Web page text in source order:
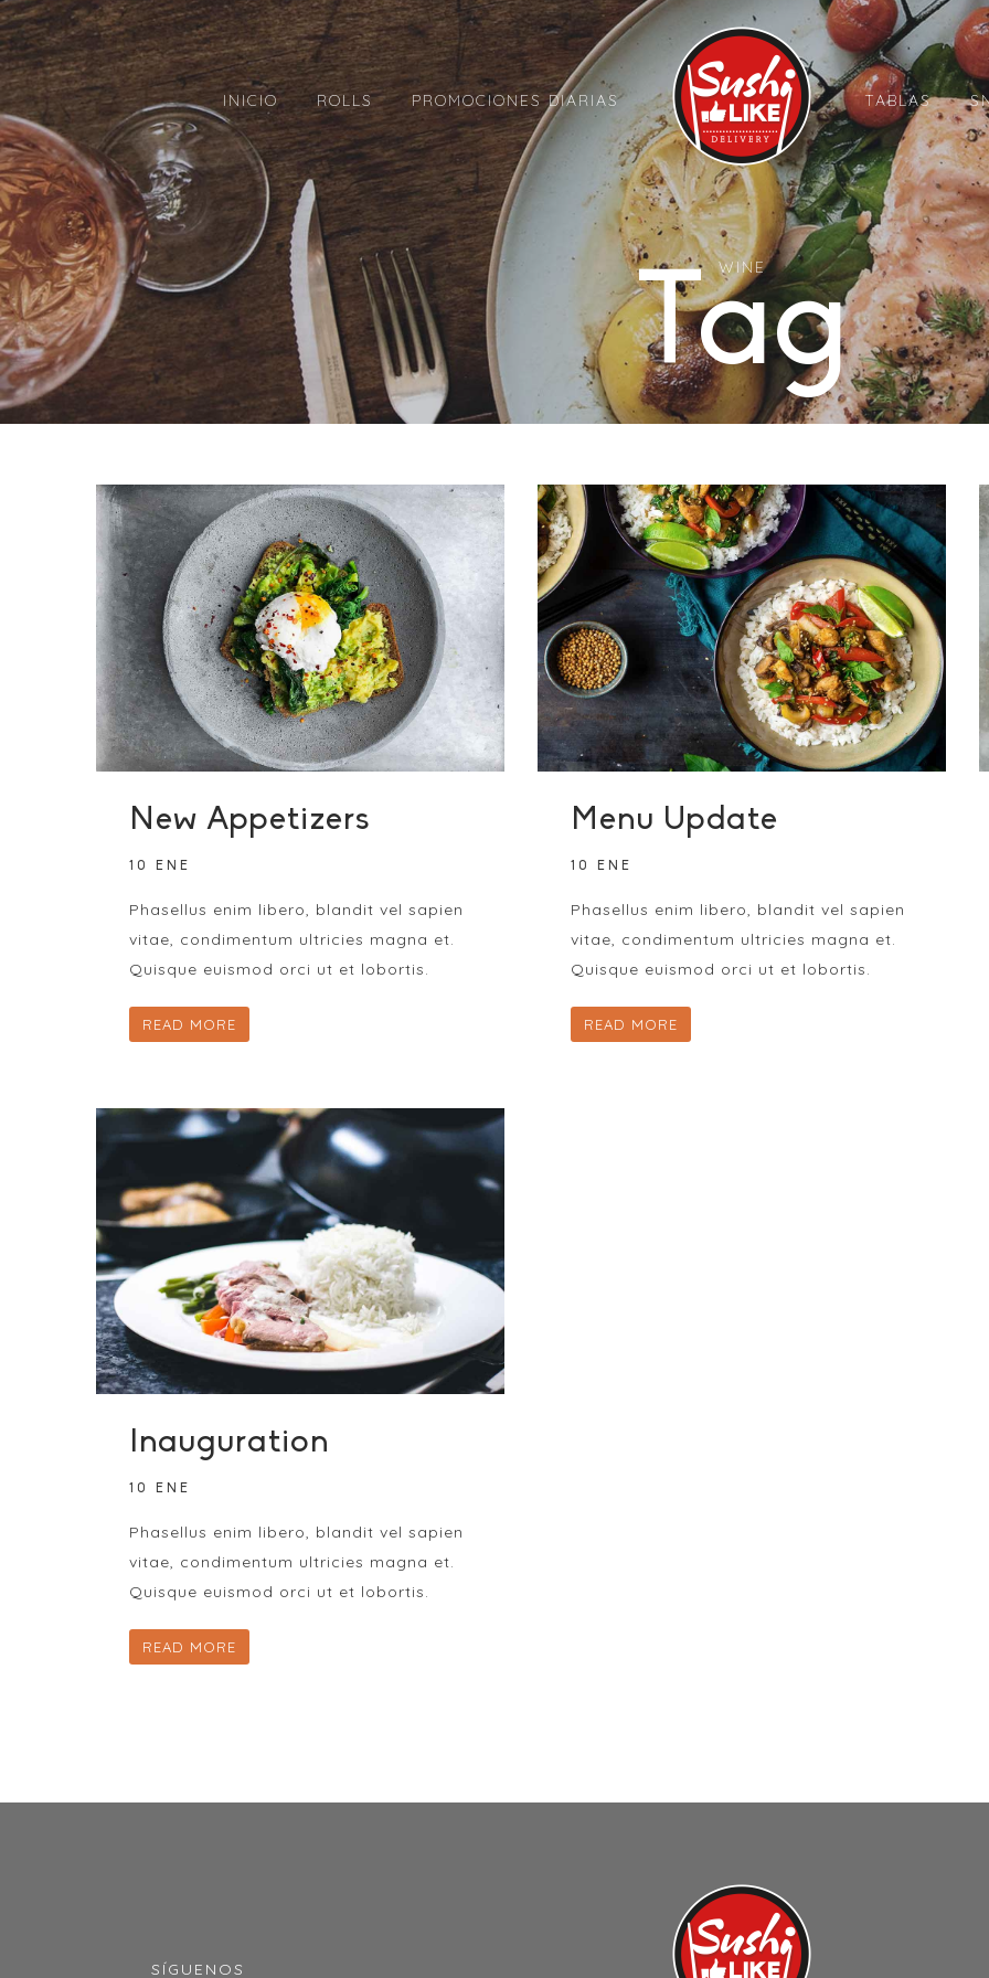
INICIO ROLLS PROMOCIONES DIARIAS TABLAS
WINE
Tag
New Appetizers
10 ENE
Phasellus enim libero, blandit vel sapien
vitae, condimentum ultricies magna et.
Quisque euismod orci ut et lobortis.
READ MORE
Menu Update
10 ENE
Phasellus enim libero, blandit vel sapien
vitae, condimentum ultricies magna et.
Quisque euismod orci ut et lobortis.
READ MORE
Inauguration
10 ENE
Phasellus enim libero, blandit vel sapien
vitae, condimentum ultricies magna et.
Quisque euismod orci ut et lobortis.
READ MORE
SÍGUENOS